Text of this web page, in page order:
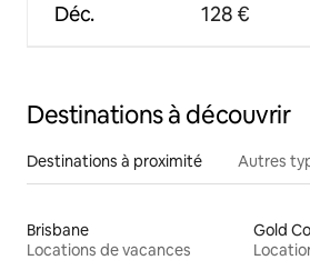
Déc. 128 €
Destinations à découvrir
Destinations à proximité Autres
Brisbane
Locations de vacances
Gold